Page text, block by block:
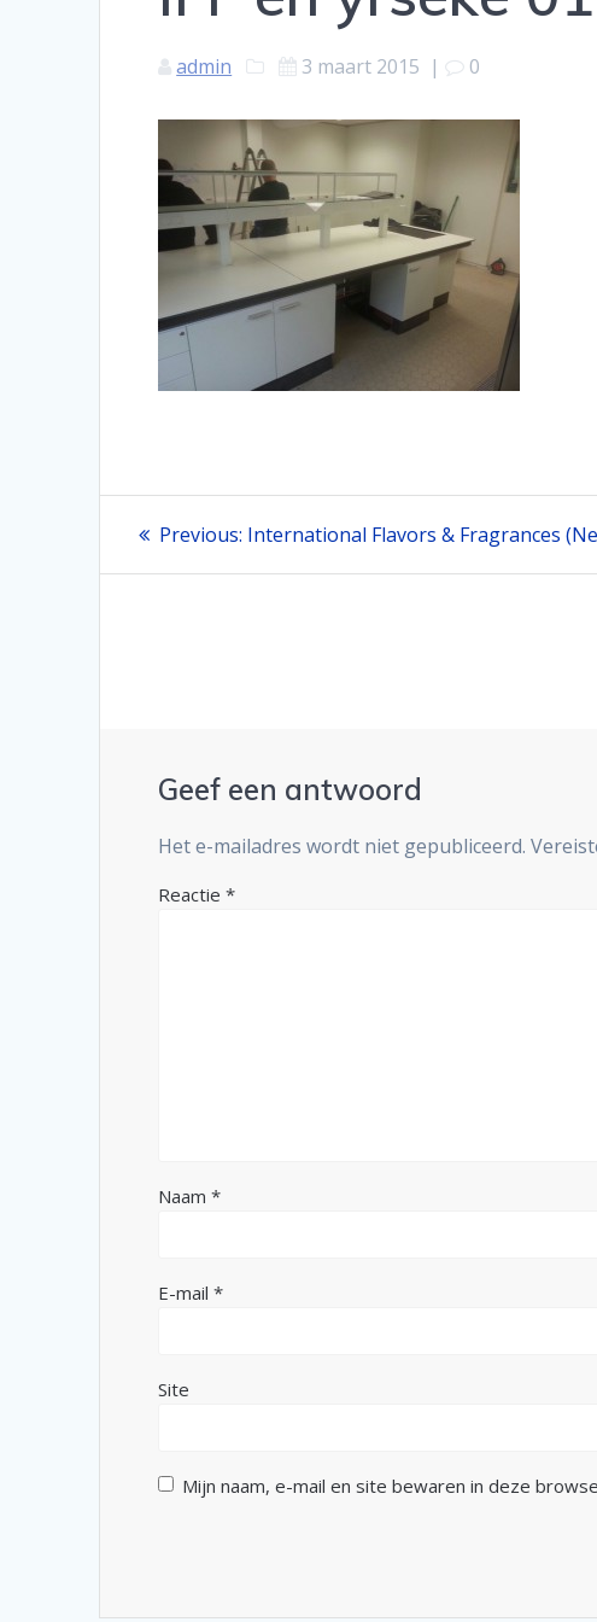
admin 3 maart 2015 | 0
Bericht
navigatie
Previous: Previous
International Flavors & Fragrances
Geef een antwoord
Het e-mailadres wordt niet gepubliceerd.
Reactie*
Naam*
E-mail*
Site
Mijn naam, e-mail en site bewaren in deze